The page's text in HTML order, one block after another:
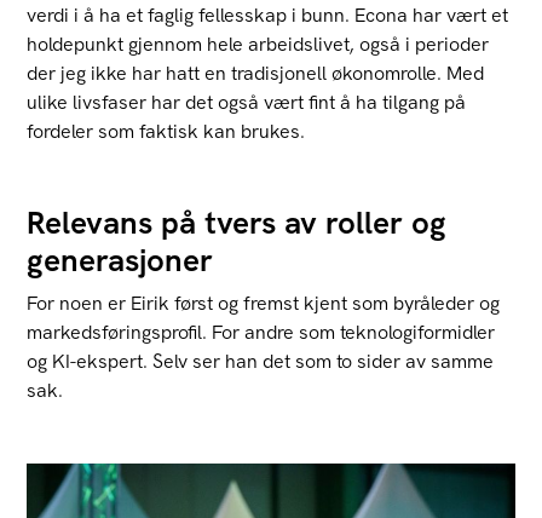
verdi i å ha et faglig fellesskap i bunn. Econa har vært et
holdepunkt gjennom hele arbeidslivet, også i perioder
der jeg ikke har hatt en tradisjonell økonomrolle. Med
ulike livsfaser har det også vært fint å ha tilgang på
fordeler som faktisk kan brukes.
Relevans på tvers av roller og
generasjoner
For noen er Eirik først og fremst kjent som byråleder og
markedsføringsprofil. For andre som teknologiformidler
og KI-ekspert. Selv ser han det som to sider av samme
sak.